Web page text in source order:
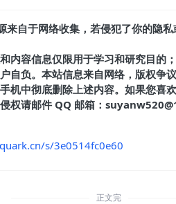
来自于网络收集，若侵犯了你的隐
内容信息仅限用于学习和研究目的
自负。本站信息来自网络，版权争
机中彻底删除上述内容。如果您喜
权请邮件 QQ 邮箱：
s/3e0514fc0e60
正文完